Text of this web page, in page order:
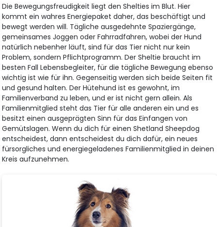
Die Bewegungsfreudigkeit liegt den Shelties im Blut. Hier
kommt ein wahres Energiepaket daher, das beschäftigt und
bewegt werden will. Tägliche ausgedehnte Spaziergänge,
gemeinsames Joggen oder Fahrradfahren, wobei der Hund
natürlich nebenher läuft, sind für das Tier nicht nur kein
Problem, sondern Pflichtprogramm. Der Sheltie braucht im
besten Fall Lebensbegleiter, für die tägliche Bewegung ebenso
wichtig ist wie für ihn. Gegenseitig werden sich beide Seiten fit
und gesund halten. Der Hütehund ist es gewohnt, im
Familienverband zu leben, und er ist nicht gern allein. Als
Familienmitglied steht das Tier für alle anderen ein und es
besitzt einen ausgeprägten Sinn für das Einfangen von
Gemütslagen. Wenn du dich für einen Shetland Sheepdog
entscheidest, dann entscheidest du dich dafür, ein neues
fürsorgliches und energiegeladenes Familienmitglied in deinen
Kreis aufzunehmen.